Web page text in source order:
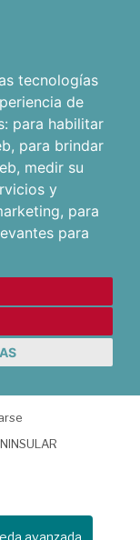
tecnologías
de
para habilitar
, para brindar
, medir su
y
, para
para
avanzada